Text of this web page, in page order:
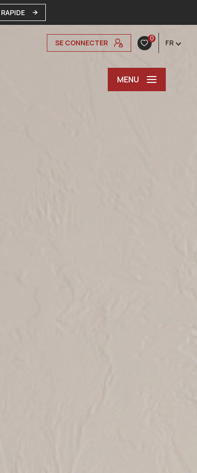
SE CONNECTER 0 FR
MENU